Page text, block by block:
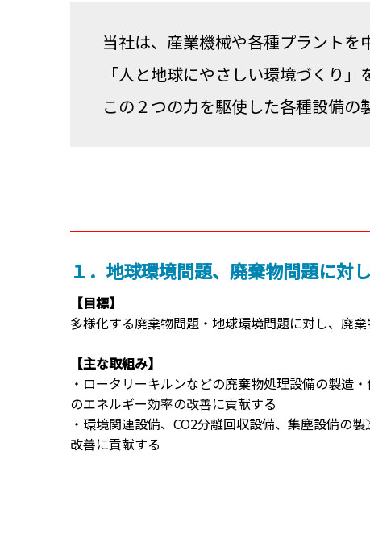
当社は、産業機械や各種プラントを
「人と地球にやさしい環境づくり
この２つの力を駆使した各種設備の
１．地球環境問題、廃棄物問題に対
【目標】
多様化する廃棄物問題・地球環境問題に対し、廃
【主な取組み】
・ロータリーキルンなどの廃棄物処理設備の製造
のエネルギー効率の改善に貢献する
・環境関連設備、CO2分離回収設備、集塵設備の
改善に貢献する